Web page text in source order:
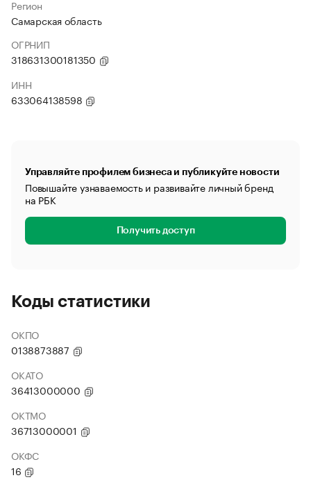
Регион
Самарская область
ОГРНИП
318631300181350
ИНН
633064138598
Управляйте профилем бизнеса и публикуйте новости
Повышайте узнаваемость и развивайте личный бренд
на РБК
Получить доступ
Коды статистики
ОКПО
0138873887
ОКАТО
36413000000
ОКТМО
36713000001
ОКФС
16